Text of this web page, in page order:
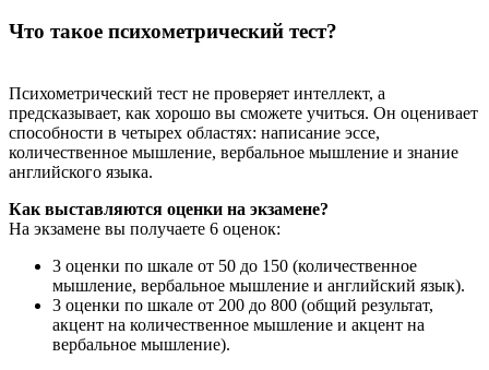
Что такое психометрический тест?
Психометрический тест не проверяет интеллект, а
предсказывает, как хорошо вы сможете учиться. Он оценивает
способности в четырех областях: написание эссе,
количественное мышление, вербальное мышление и знание
английского языка.
Как выставляются оценки на экзамене?
На экзамене вы получаете 6 оценок:
3 оценки по шкале от 50 до 150 (количественное
мышление, вербальное мышление и английский язык).
3 оценки по шкале от 200 до 800 (общий результат,
акцент на количественное мышление и акцент на
вербальное мышление).